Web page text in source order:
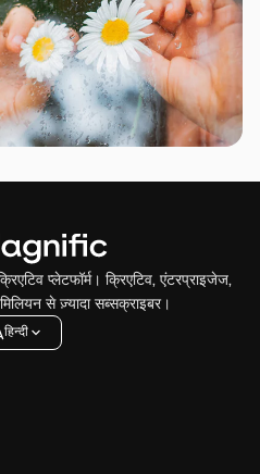
प्लेटफॉर्म। क्रिएटिव, एंटरप्राइजेज,
से ज़्यादा सब्सक्राइबर।
हिन्दी